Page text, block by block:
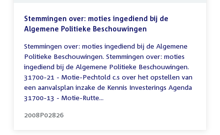
Stemmingen over: moties ingediend bij de
Algemene Politieke Beschouwingen
Stemmingen over: moties ingediend bij de Algemene
Politieke Beschouwingen. Stemmingen over: moties
ingediend bij de Algemene Politieke Beschouwingen.
31700-21 - Motie-Pechtold c.s over het opstellen van
een aanvalsplan inzake de Kennis Investerings Agenda
31700-13 - Motie-Rutte...
2008P02826